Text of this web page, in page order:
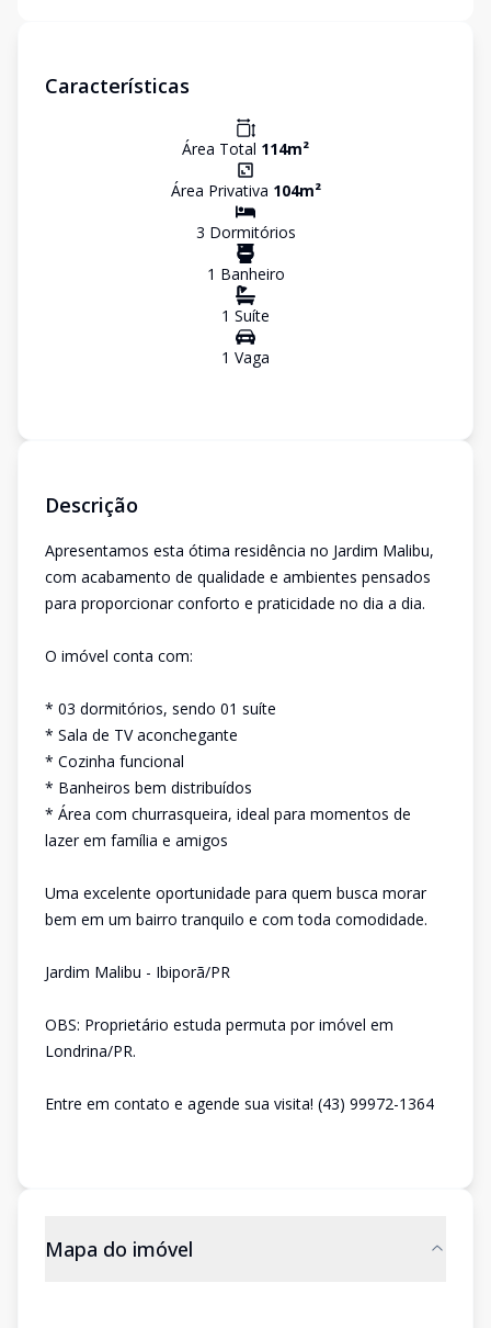
Características
Área Total 114m²
Área Privativa 104m²
3 Dormitórios
1 Banheiro
1 Suíte
1 Vaga
Descrição
Apresentamos esta ótima residência no Jardim Malibu,
com acabamento de qualidade e ambientes pensados
para proporcionar conforto e praticidade no dia a dia.
O imóvel conta com:
* 03 dormitórios, sendo 01 suíte
* Sala de TV aconchegante
* Cozinha funcional
* Banheiros bem distribuídos
* Área com churrasqueira, ideal para momentos de
lazer em família e amigos
Uma excelente oportunidade para quem busca morar
bem em um bairro tranquilo e com toda comodidade.
Jardim Malibu - Ibiporã/PR
OBS: Proprietário estuda permuta por imóvel em
Londrina/PR.
Entre em contato e agende sua visita! (43) 99972-1364
Mapa do imóvel